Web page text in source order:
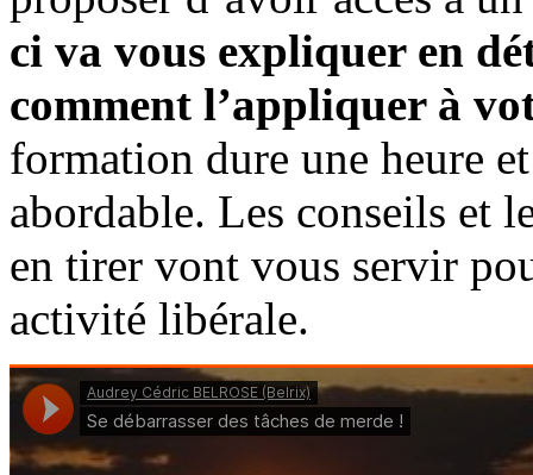
ci va vous expliquer en
comment l’appliquer à
formation dure une heure
abordable. Les conseils et
en tirer vont vous servir
activité libérale.